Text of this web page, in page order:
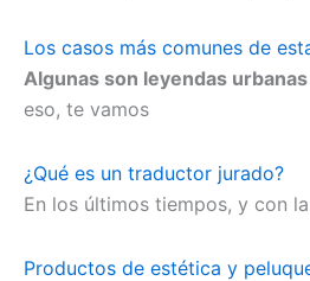
Los casos más comunes de
Algunas son leyendas
eso, te vamos
¿Qué es un traductor jurado?
En los últimos tiempos, y con
Productos de estética y